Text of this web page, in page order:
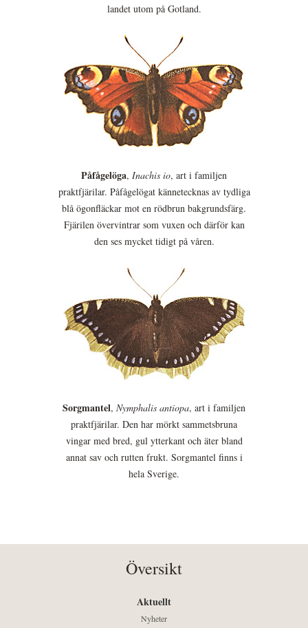
landet utom på Gotland.
Påfågelöga, Inachis io, art i familjen
praktfjärilar. Påfågelögat kännetecknas av tydliga
blå ögonfläckar mot en rödbrun bakgrundsfärg.
Fjärilen övervintrar som vuxen och därför kan
den ses mycket tidigt på våren.
Sorgmantel, Nymphalis antiopa, art i familjen
praktfjärilar. Den har mörkt sammetsbruna
vingar med bred, gul ytterkant och äter bland
annat sav och rutten frukt. Sorgmantel finns i
hela Sverige.
Översikt
Aktuellt
Nyheter